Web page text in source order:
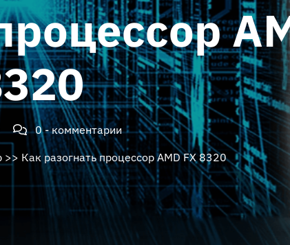
0 - комментарии
>> Как разогнать процессор AMD FX 8320